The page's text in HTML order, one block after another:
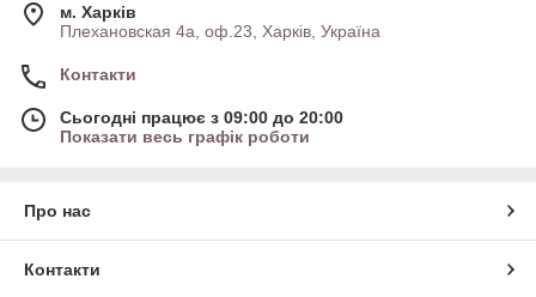
м. Харків
Плехановская 4а, оф.23, Харків, Україна
Контакти
Сьогодні працює з 09:00 до 20:00
Показати весь графік роботи
Про нас
Контакти